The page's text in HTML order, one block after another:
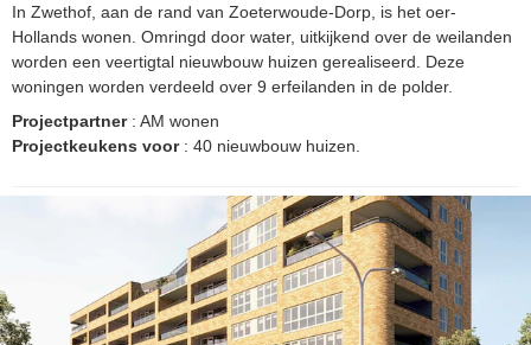
In Zwethof, aan de rand van Zoeterwoude-Dorp, is het oer-
Hollands wonen. Omringd door water, uitkijkend over de weilanden
worden een veertigtal nieuwbouw huizen gerealiseerd. Deze
woningen worden verdeeld over 9 erfeilanden in de polder.
Projectpartner: AM wonen
Projectkeukens voor: 40 nieuwbouw huizen.